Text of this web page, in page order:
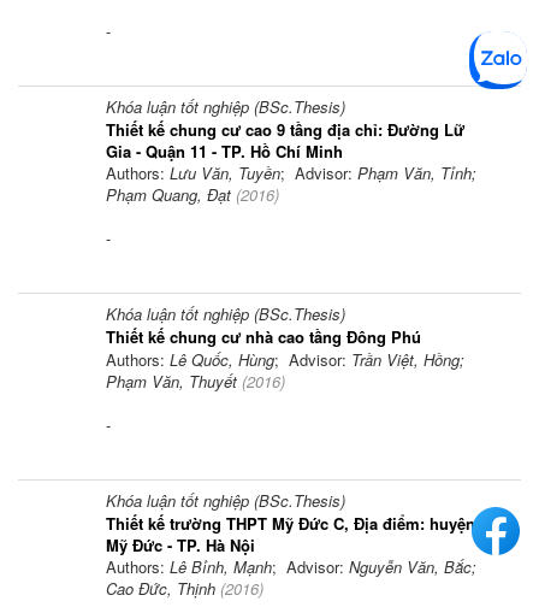
-
Khóa luận tốt nghiệp (BSc.Thesis)
Thiết kế chung cư cao 9 tầng địa chỉ: Đường Lữ
Gia - Quận 11 - TP. Hồ Chí Minh
Authors: Lưu Văn, Tuyền; Advisor: Phạm Văn, Tỉnh;
Phạm Quang, Đạt (2016)
-
Khóa luận tốt nghiệp (BSc.Thesis)
Thiết kế chung cư nhà cao tầng Đông Phú
Authors: Lê Quốc, Hùng; Advisor: Trần Việt, Hồng;
Phạm Văn, Thuyết (2016)
-
Khóa luận tốt nghiệp (BSc.Thesis)
Thiết kế trường THPT Mỹ Đức C, Địa điểm: huyện
Mỹ Đức - TP. Hà Nội
Authors: Lê Bỉnh, Mạnh; Advisor: Nguyễn Văn, Bắc;
Cao Đức, Thịnh (2016)